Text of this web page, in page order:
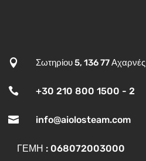
 Σωτηρίου 5, 136 77 Αχαρνές
 +30 210 800 1500 - 2
 info@aiolosteam.com
ΓΕΜΗ : 068072003000